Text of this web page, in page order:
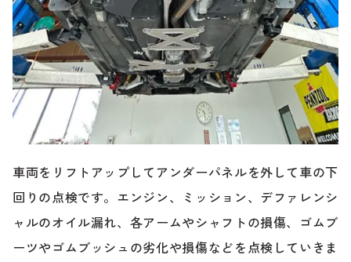
車両をリフトアップしてアンダーパネルを外して車の下
回りの点検です。エンジン、ミッション、デファレンシ
ャルのオイル漏れ、各アームやシャフトの損傷、ゴムブ
ーツやゴムブッシュの劣化や損傷などを点検していきま